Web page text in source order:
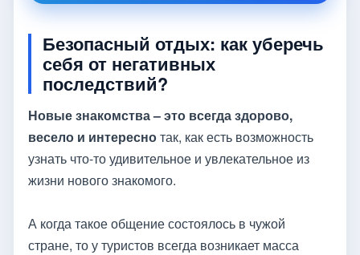
Безопасный отдых: как уберечь
себя от негативных
последствий?
Новые знакомства – это всегда здорово,
весело и интереснотак, как есть возможность
узнать что-то удивительное и увлекательное из
жизни нового знакомого.
А когда такое общение состоялось в чужой
стране, то у туристов всегда возникает масса